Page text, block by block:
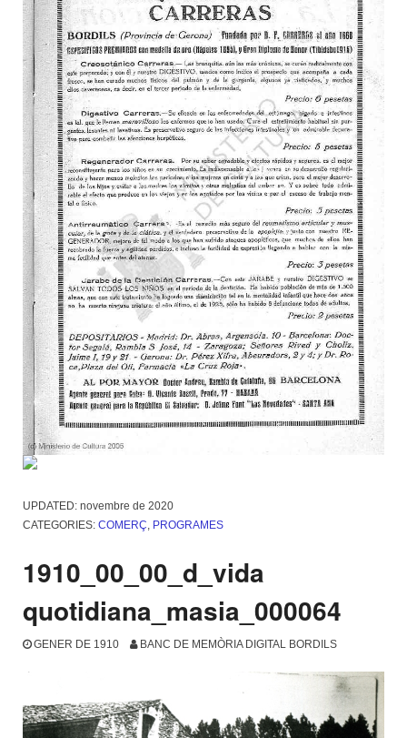
UPDATED: novembre de 2020
CATEGORIES: COMERÇ, PROGRAMES
1910_00_00_d_vida
quotidiana_masia_000064
GENER DE 1910 BANC DE MEMÒRIA DIGITAL BORDILS